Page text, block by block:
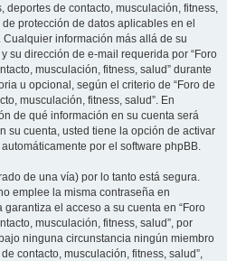
deportes de contacto, musculación, fitness,
protección de datos aplicables en el
información más allá de su
su dirección de e-mail requerida por “Foro
musculación, fitness, salud” durante
u opcional, según el criterio de “Foro de
musculación, fitness, salud”. En
de qué información en su cuenta será
su cuenta, usted tiene la opción de activar
por el software phpBB.
de una vía) por lo tanto está segura.
emplee la misma contraseña en
el acceso a su cuenta en “Foro
musculación, fitness, salud”, por
ninguna circunstancia ningún miembro
contacto, musculación, fitness, salud”,